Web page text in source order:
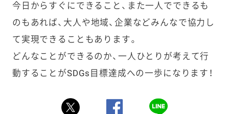
今日からすぐにできること、また一人でできるも
のもあれば、大人や地域、 企業などみんなで協力し
て実現できることもあります。
どんなことができるのか、一人ひとりが考えて行
動することがSDGs目標達成への一歩になります！